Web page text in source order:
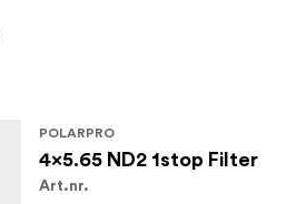
POLARPRO
4x5.65 ND2 1stop Filter
Art.nr.